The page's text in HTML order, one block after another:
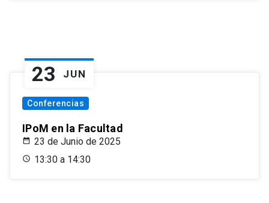
23 JUN
Conferencias
IPoM en la Facultad
23 de Junio de 2025
13:30 a 14:30